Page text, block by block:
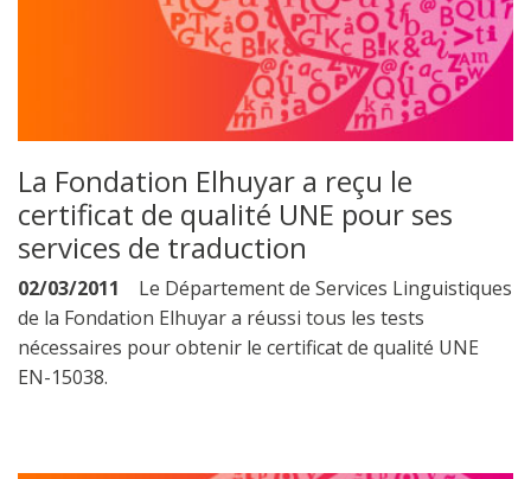
La Fondation Elhuyar a reçu le
certificat de qualité UNE pour ses
services de traduction
02/03/2011
Le Département de Services Linguistiques
de la Fondation Elhuyar a réussi tous les tests
nécessaires pour obtenir le certificat de qualité UNE
EN-15038.